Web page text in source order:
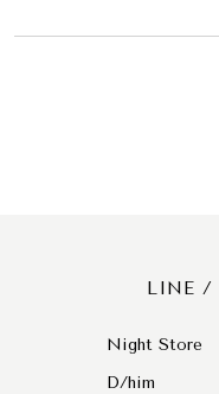
LINE /
Night Store
D/him